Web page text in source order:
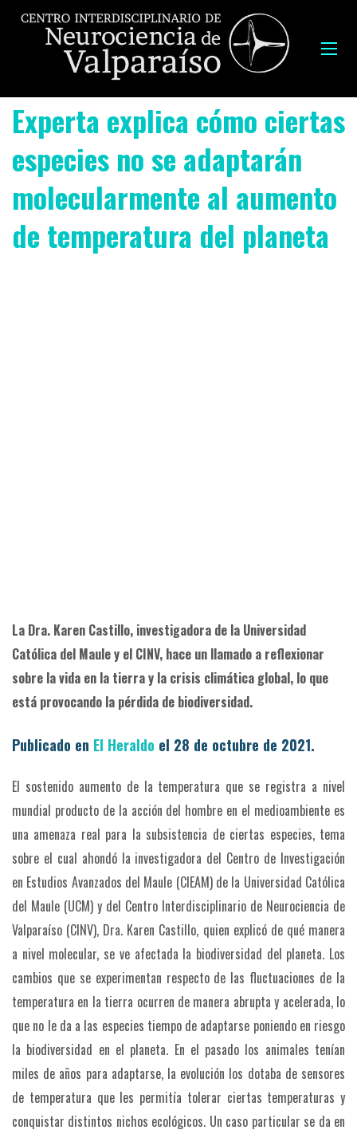
Experta explica cómo ciertas
especies no se adaptarán
molecularmente al aumento
de temperatura del planeta
La Dra. Karen Castillo, investigadora de la Universidad
Católica del Maule y el CINV, hace un llamado a reflexionar
sobre la vida en la tierra y la crisis climática global, lo que
está provocando la pérdida de biodiversidad.
Publicado en El Heraldo el 28 de octubre de 2021.
El sostenido aumento de la temperatura que se registra a nivel
mundial producto de la acción del hombre en el medioambiente es
una amenaza real para la subsistencia de ciertas especies, tema
sobre el cual ahondó la investigadora del Centro de Investigación
en Estudios Avanzados del Maule (CIEAM) de la Universidad Católica
del Maule (UCM) y del Centro Interdisciplinario de Neurociencia de
Valparaíso (CINV), Dra. Karen Castillo, quien explicó de qué manera
a nivel molecular, se ve afectada la biodiversidad del planeta. Los
cambios que se experimentan respecto de las fluctuaciones de la
temperatura en la tierra ocurren de manera abrupta y acelerada, lo
que no le da a las especies tiempo de adaptarse poniendo en riesgo
la biodiversidad en el planeta. En el pasado los animales tenían
miles de años para adaptarse, la evolución los dotaba de sensores
de temperatura que les permitía tolerar ciertas temperaturas y
conquistar distintos nichos ecológicos. Un caso particular se da en